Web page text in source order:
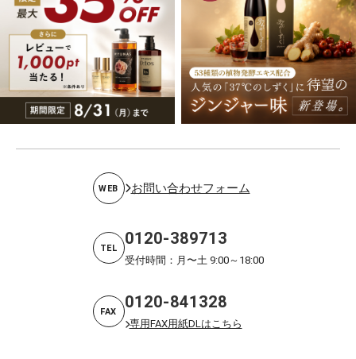
WEB お問い合わせフォーム
TEL 0120-389713
受付時間：月〜土 9:00～18:00
FAX 0120-841328
専用FAX用紙DLはこちら